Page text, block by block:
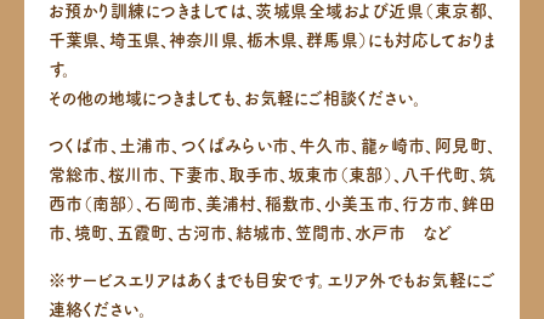
お預かり訓練につきましては、茨城県全域および近県（東京都、
千葉県、埼玉県、神奈川県、栃木県、群馬県）にも対応しておりま
す。
その他の地域につきましても、お気軽にご相談ください。
つくば市、土浦市、つくばみらい市、牛久市、龍ヶ崎市、阿見町、
常総市、桜川市、下妻市、取手市、坂東市（東部）、八千代町、筑
西市（南部）、石岡市、美浦村、稲敷市、小美玉市、行方市、鉾田
市、境町、五霞町、古河市、結城市、笠間市、水戸市 など
※サービスエリアはあくまでも目安です。エリア外でもお気軽にご
連絡ください。